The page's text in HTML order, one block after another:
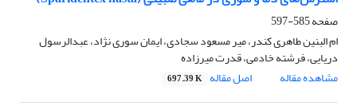
صفحه585-597
ام البنین طاهری کندر، میر مسعود سجادی، ایمان سوری نژاد، عبدالرسول
دریایی، فرشته خادمی، قدرت میرزاده
مشاهده مقاله
اصل مقاله 697.39 K